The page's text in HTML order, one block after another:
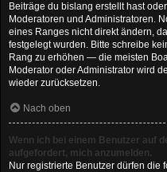
Beiträge du bislang erstellt hast
Moderatoren und Administratoren.
eines Ranges nicht direkt ändern,
festgelegt wurden. Bitte schreibe
Rang zu erhöhen — die meisten
Moderator oder Administrator wird
wieder zurücksetzen.
Nach oben
Wenn ich bei einem Benutzer auf
aufgefordert, mich anzumelden.
Nur registrierte Benutzer dürfen die